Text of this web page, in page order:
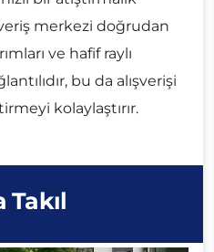
merkezi doğrudan
ve hafif raylı
bu da alışverişi
kolaylaştırır.